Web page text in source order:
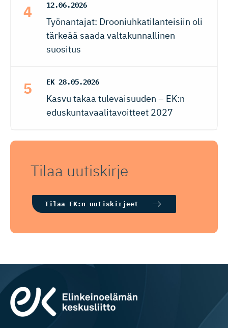
12.06.2026
Työnantajat: Drooniuhkatilanteisiin oli
tärkeää saada valtakunnallinen
suositus
EK 28.05.2026
Kasvu takaa tulevaisuuden – EK:n
eduskuntavaalitavoitteet 2027
Tilaa uutiskirje
Tilaa EK:n uutiskirjeet